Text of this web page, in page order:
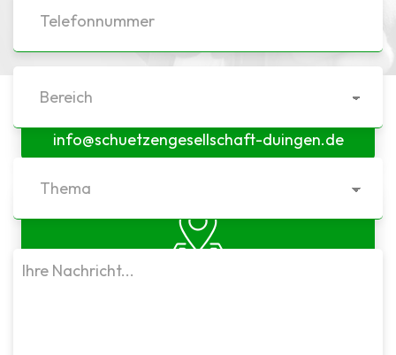
info@schuetzengesellschaft-duingen.de